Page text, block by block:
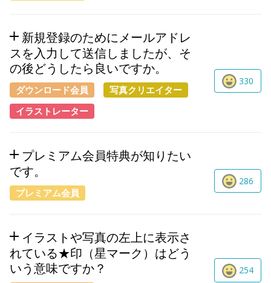
新規登録のためにメールアドレ
スを入力して送信しましたが、そ
の後どうしたら良いですか。
ダウンロード会員
写真クリエイター
イラストレーター
330
プレミアム会員特典が知りたい
です。
プレミアム会員
286
イラストや写真の左上に表示さ
れている★印（星マーク）はどう
いう意味ですか？
254